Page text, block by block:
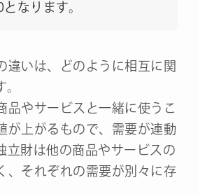
なります。
違いは、どのように相互に関
品やサービスと一緒に使うこ
が上がるもので、需要が連動
立財は他の商品やサービスの
、それぞれの需要が別々に存